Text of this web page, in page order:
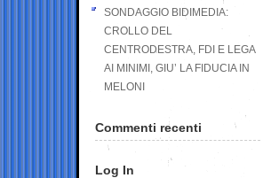
SONDAGGIO BIDIMEDIA:
CROLLO DEL
CENTRODESTRA, FDI E LEGA
AI MINIMI, GIU’ LA FIDUCIA IN
MELONI
Commenti recenti
Log In